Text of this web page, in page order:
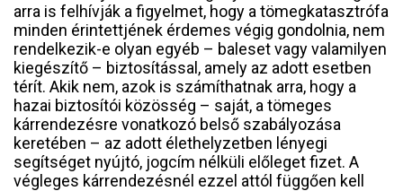
arra is felhívják a figyelmet, hogy a tömegkatasztrófa
minden érintettjének érdemes végig gondolnia, nem
rendelkezik-e olyan egyéb – baleset vagy valamilyen
kiegészítő – biztosítással, amely az adott esetben
térít. Akik nem, azok is számíthatnak arra, hogy a
hazai biztosítói közösség – saját, a tömeges
kárrendezésre vonatkozó belső szabályozása
keretében – az adott élethelyzetben lényegi
segítséget nyújtó, jogcím nélküli előleget fizet. A
végleges kárrendezésnél ezzel attól függően kell